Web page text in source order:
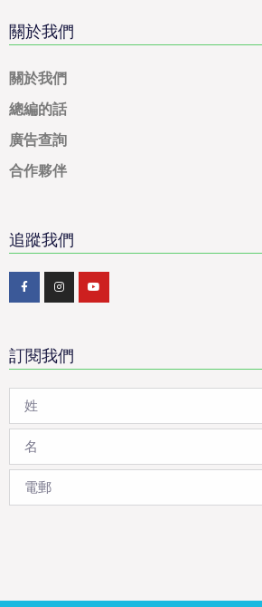
關於我們
關於我們
總編的話
廣告查詢
合作夥伴
追蹤我們
訂閱我們